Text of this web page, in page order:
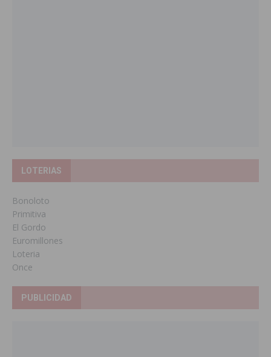
LOTERIAS
Bonoloto
Primitiva
El Gordo
Euromillones
Loteria
Once
PUBLICIDAD